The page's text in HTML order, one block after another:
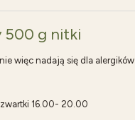
500 g nitki
więc nadają się dla alergików.
16.00- 20.00